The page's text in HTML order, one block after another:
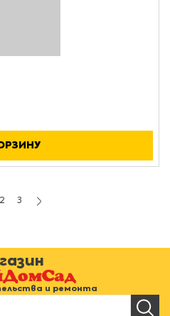
2 3
и ремонта